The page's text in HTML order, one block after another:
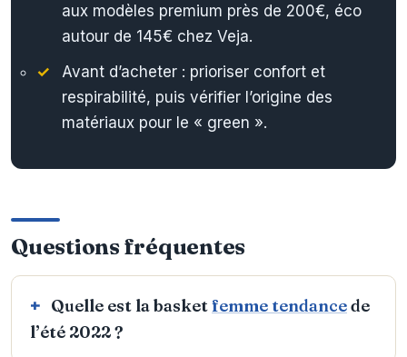
aux modèles premium près de 200€, éco
autour de 145€ chez Veja.
Avant d’acheter : prioriser confort et
respirabilité, puis vérifier l’origine des
matériaux pour le « green ».
Questions fréquentes
Quelle est la basketfemme tendancede
l’été 2022 ?